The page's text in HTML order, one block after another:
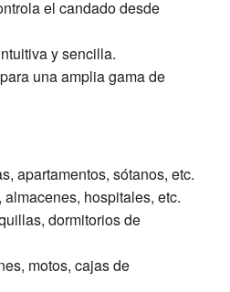
el candado desde
y sencilla.
una amplia gama de
apartamentos, sótanos, etc.
almacenes, hospitales, etc.
dormitorios de
motos, cajas de